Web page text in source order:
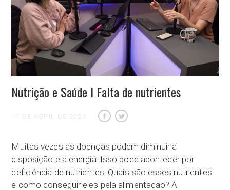
Nutrição e Saúde I Falta de nutrientes
11 DE ABRIL DE 2024
Muitas vezes as doenças podem diminuir a
disposição e a energia. Isso pode acontecer por
deficiência de nutrientes. Quais são esses nutrientes
e como conseguir eles pela alimentação? A